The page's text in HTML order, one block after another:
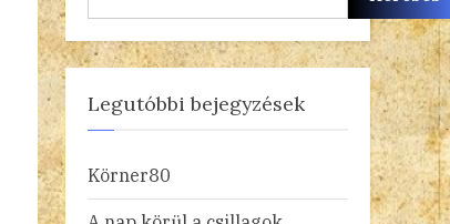
Legutóbbi bejegyzések
Körner80